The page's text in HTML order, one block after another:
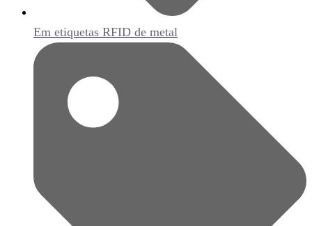
Em etiquetas RFID de metal